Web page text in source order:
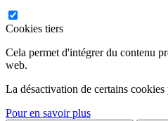
Cookies tiers
Cela permet d'intégrer du contenu
web.
La désactivation de certains
Pour en savoir plus